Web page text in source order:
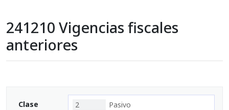
241210 Vigencias fiscales
anteriores
Clase 2 Pasivo